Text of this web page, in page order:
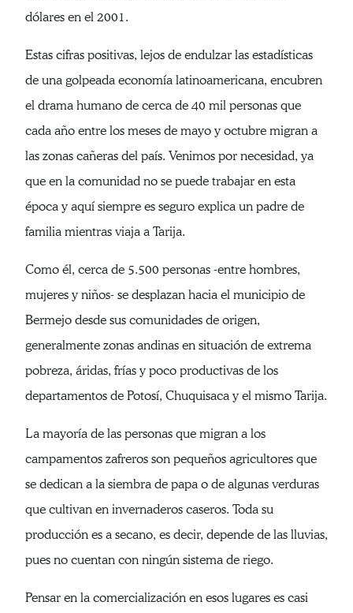
dólares en el 2001.
Estas cifras positivas, lejos de endulzar las estadísticas
de una golpeada economía latinoamericana, encubren
el drama humano de cerca de 40 mil personas que
cada año entre los meses de mayo y octubre migran a
las zonas cañeras del país. Venimos por necesidad, ya
que en la comunidad no se puede trabajar en esta
época y aquí siempre es seguro explica un padre de
familia mientras viaja a Tarija.
Como él, cerca de 5.500 personas -entre hombres,
mujeres y niños- se desplazan hacia el municipio de
Bermejo desde sus comunidades de origen,
generalmente zonas andinas en situación de extrema
pobreza, áridas, frías y poco productivas de los
departamentos de Potosí, Chuquisaca y el mismo Tarija.
La mayoría de las personas que migran a los
campamentos zafreros son pequeños agricultores que
se dedican a la siembra de papa o de algunas verduras
que cultivan en invernaderos caseros. Toda su
producción es a secano, es decir, depende de las lluvias,
pues no cuentan con ningún sistema de riego.
Pensar en la comercialización en esos lugares es casi